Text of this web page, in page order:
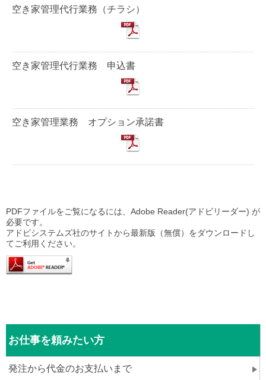
空き家管理代行業務（チラシ）
空き家管理代行業務 申込書
空き家管理業務 オプション承諾書
PDFファイルをご覧になるには、Adobe Reader(アドビリーダー) が
必要です。
アドビシステムズ社のサイトから最新版（無償）をダウンロードし
てご利用ください。
お仕事を頼みたい方
発注から代金のお支払いまで